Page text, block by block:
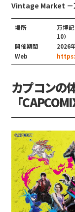
Vintage Market －
場所
万博
10）
開催期間
2026
Web
カプコンの
「